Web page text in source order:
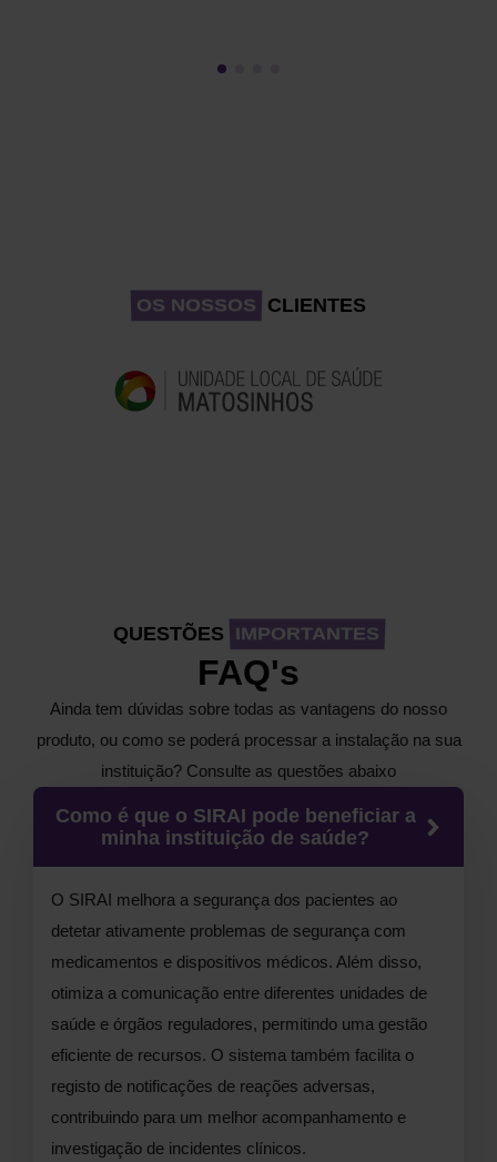
OS NOSSOS CLIENTES
QUESTÕES IMPORTANTES
FAQ's
Ainda tem dúvidas sobre todas as vantagens do nosso
produto, ou como se poderá processar a instalação na sua
instituição? Consulte as questões abaixo
Como é que o SIRAI pode beneficiar a
minha instituição de saúde?
O SIRAI melhora a segurança dos pacientes ao
detetar ativamente problemas de segurança com
medicamentos e dispositivos médicos. Além disso,
otimiza a comunicação entre diferentes unidades de
saúde e órgãos reguladores, permitindo uma gestão
eficiente de recursos. O sistema também facilita o
registo de notificações de reações adversas,
contribuindo para um melhor acompanhamento e
investigação de incidentes clínicos.